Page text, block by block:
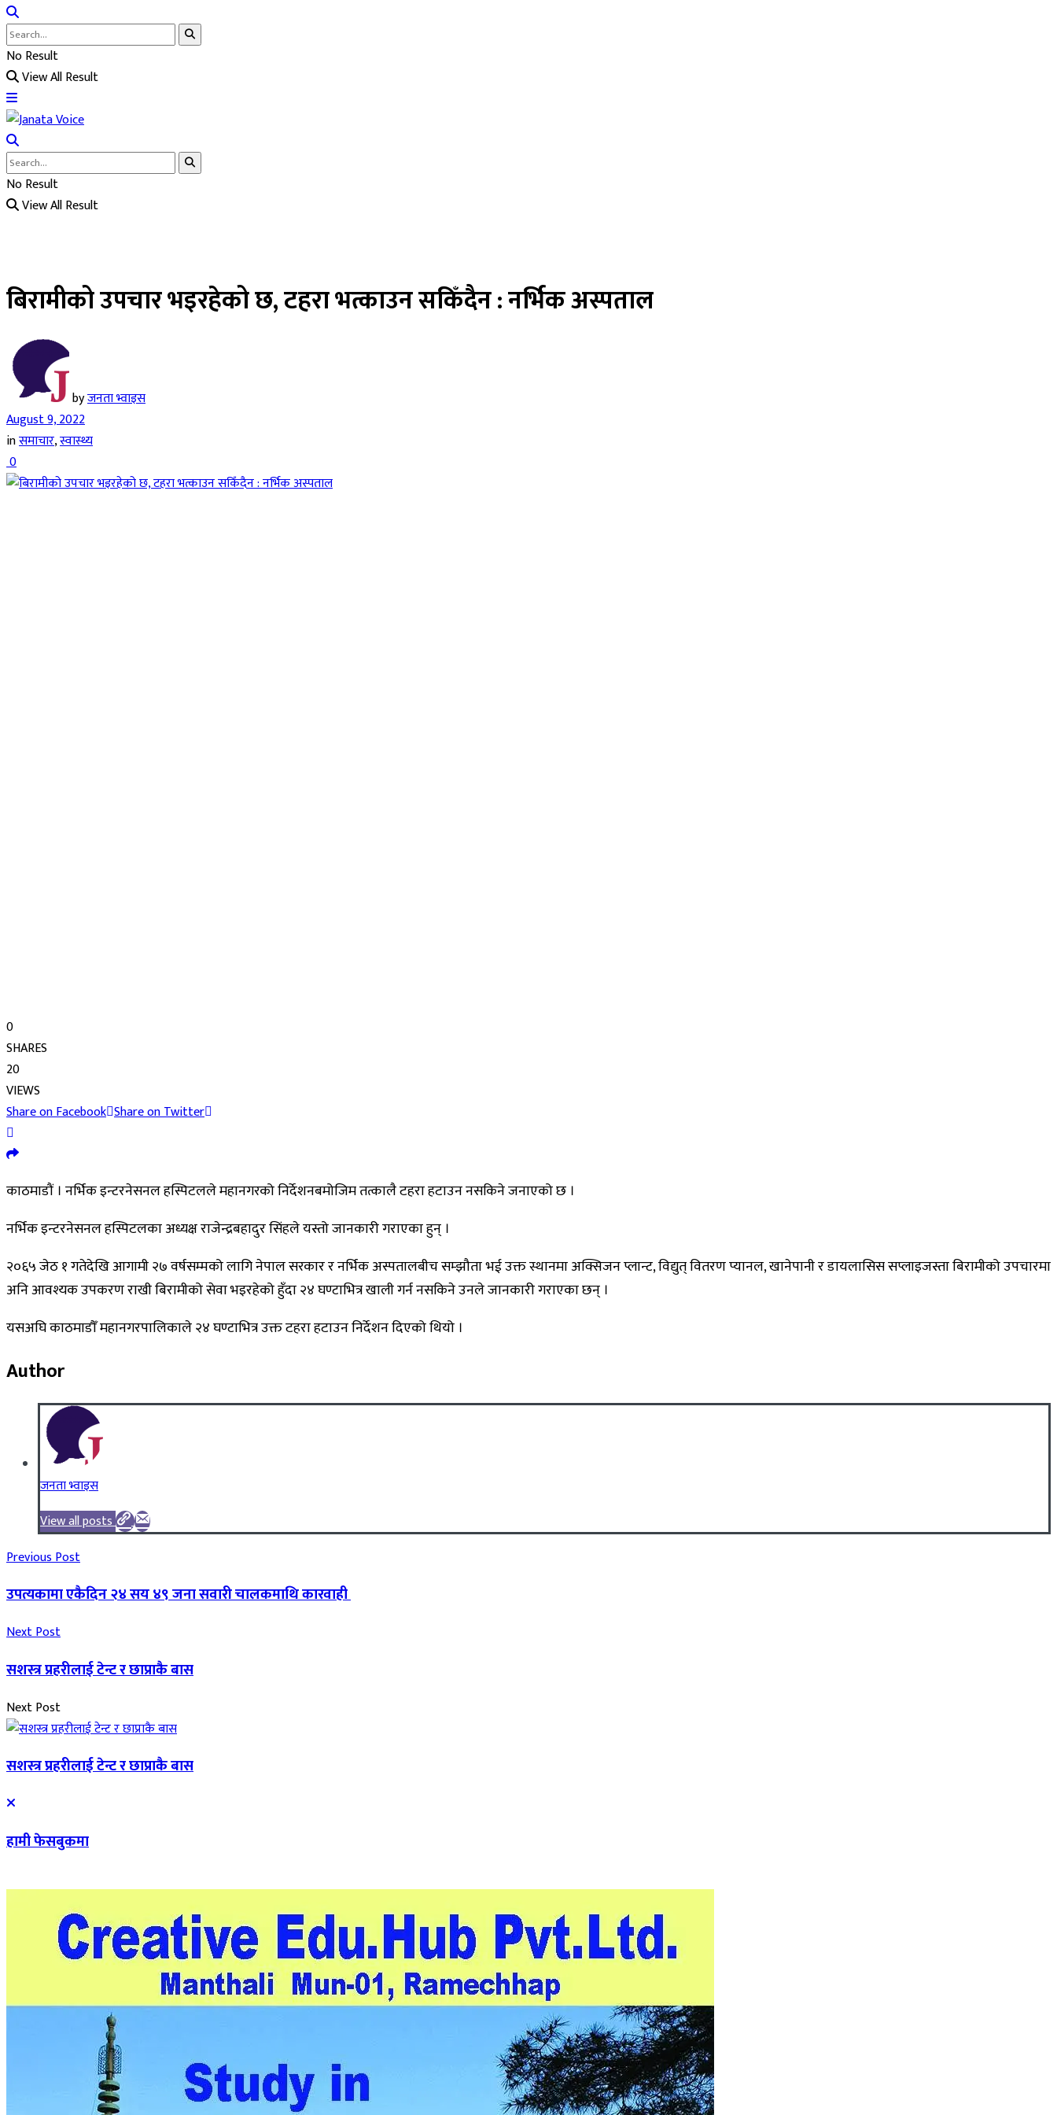
No Result
View All Result
No Result
View All Result
बिरामीको उपचार भइरहेको छ, टहरा भत्काउन सकिँदैन : नर्भिक अस्पताल
byजनता भ्वाइस
August 9, 2022
inसमाचार,स्वास्थ्य
0
0
SHARES
20
VIEWS
Share on Facebook Share on Twitter
काठमाडौं । नर्भिक इन्टरनेसनल हस्पिटलले महानगरको निर्देशनबमोजिम तत्कालै टहरा हटाउन नसकिने जनाएको छ ।
नर्भिक इन्टरनेसनल हस्पिटलका अध्यक्ष राजेन्द्रबहादुर सिंहले यस्तो जानकारी गराएका हुन् ।
२०६५ जेठ १ गतेदेखि आगामी २७ वर्षसम्मको लागि नेपाल सरकार र नर्भिक अस्पतालबीच सम्झौता भई उक्त स्थानमा अक्सिजन प्लान्ट, विद्युत् वितरण प्यानल, खानेपानी र डायलासिस सप्लाइजस्ता बिरामीको उपचारमा
अनि आवश्यक उपकरण राखी बिरामीको सेवा भइरहेको हुँदा २४ घण्टाभित्र खाली गर्न नसकिने उनले जानकारी गराएका छन् ।
यसअघि काठमाडौँ महानगरपालिकाले २४ घण्टाभित्र उक्त टहरा हटाउन निर्देशन दिएको थियो ।
Author
जनता भ्वाइस
View all posts
Previous Post
उपत्यकामा एकैदिन २४ सय ४९ जना सवारी चालकमाथि कारवाही
Next Post
सशस्त्र प्रहरीलाई टेन्ट र छाप्राकै बास
Next Post
सशस्त्र प्रहरीलाई टेन्ट र छाप्राकै बास
हामी फेसबुकमा